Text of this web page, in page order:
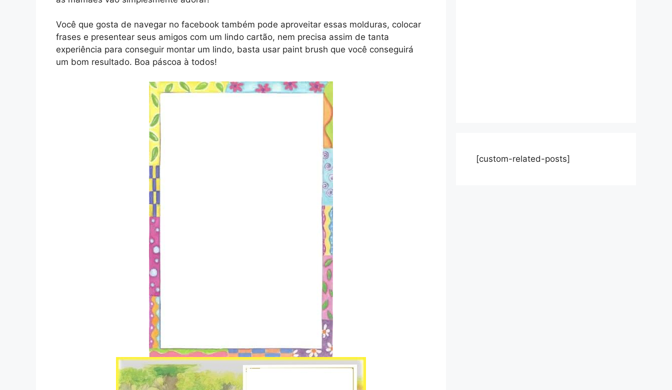
Você que gosta de navegar no facebook também pode aproveitar essas molduras, colocar
frases e presentear seus amigos com um lindo cartão, nem precisa assim de tanta
experiência para conseguir montar um lindo, basta usar paint brush que você conseguirá
um bom resultado. Boa páscoa à todos!
[custom-related-posts]